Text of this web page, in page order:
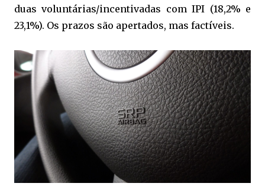
duas voluntárias/incentivadas com IPI (18,2% e
23,1%). Os prazos são apertados, mas factíveis.